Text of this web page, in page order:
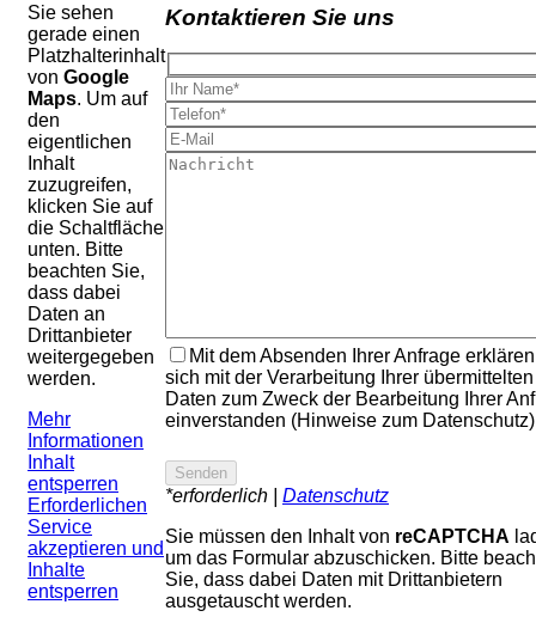
Sie sehen
gerade einen
Platzhalterinhalt
von Google
Maps. Um auf
den
eigentlichen
Inhalt
zuzugreifen,
klicken Sie auf
die Schaltfläche
unten. Bitte
beachten Sie,
dass dabei
Daten an
Drittanbieter
weitergegeben
werden.
Mehr
Informationen
Inhalt
entsperren
Erforderlichen
Service
akzeptieren und
Inhalte
entsperren
Kontaktieren Sie uns
Mit dem Absenden Ihrer Anfrage
sich mit der Verarbeitung Ihrer übermittelten
Daten zum Zweck der Bearbeitung Ihrer
einverstanden (Hinweise zum Datenschutz)
*erforderlich | Datenschutz
Sie müssen den Inhalt von reCAPTCHA
um das Formular abzuschicken. Bitte
Sie, dass dabei Daten mit Drittanbietern
ausgetauscht werden.